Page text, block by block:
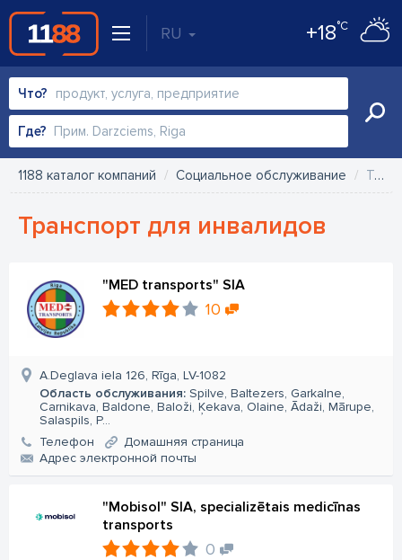
RU +18°C
Что?
Где?
1188 каталог компаний Социальное обслуживание Транспорт для инвалидов
Транспорт для инвалидов
"MED transports" SIA
10
A.Deglava iela 126, Rīga, LV-1082
Область обслуживания: Spilve, Baltezers, Garkalne,
Carnikava, Baldone, Baloži, Ķekava, Olaine, Ādaži, Mārupe,
Salaspils, P...
Телефон
Домашняя страница
Aдрес электронной почты
"Mobisol" SIA, specializētais medicīnas
transports
0